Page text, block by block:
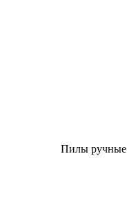
Пилы ручные